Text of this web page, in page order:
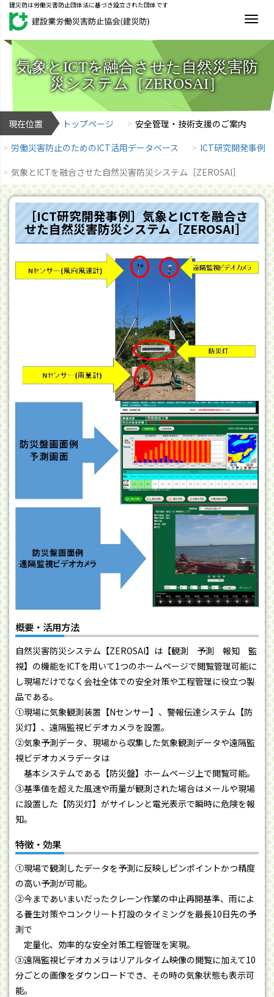
建災防は労働災害防止団体法に基づき設立された団体です
気象とICTを融合させた自然災害防
災システム［ZEROSAI］
現在位置 トップページ
安全管理・技術支援のご案内
労働災害防止のためのICT活用データベース
ICT研究開発事例
気象とICTを融合させた自然災害防災システム［ZEROSAI］
［ICT研究開発事例］気象とICTを融合さ
せた自然災害防災システム［ZEROSAI］
概要・活用方法
自然災害防災システム【ZEROSAI】は【観測 予測 報知 監
視】の機能をICTを用いて1つのホームページで閲覧管理可能に
し現場だけでなく会社全体での安全対策や工程管理に役立つ製
品である。
①現場に気象観測装置【Nセンサー】、警報伝達システム【防
災灯】、遠隔監視ビデオカメラを設置。
②気象予測データ、現場から収集した気象観測データや遠隔監
視ビデオカメラデータは
基本システムである【防災盤】ホームページ上で閲覧可能。
③基準値を超えた風速や雨量が観測された場合はメールや現場
に設置した【防災灯】がサイレンと電光表示で瞬時に危険を報
知。
特徴・効果
①現場で観測したデータを予測に反映しピンポイントかつ精度
の高い予測が可能。
②今まであいまいだったクレーン作業の中止再開基準、雨によ
る養生対策やコンクリート打設のタイミングを最長10日先の予
測で
定量化、効率的な安全対策工程管理を実現。
③遠隔監視ビデオカメラはリアルタイム映像の閲覧に加えて10
分ごとの画像をダウンロードでき、その時の気象状態も表示可
能。